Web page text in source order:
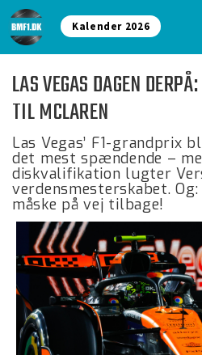
Kalender 2026
LAS VEGAS DAGEN
TIL MCLAREN
Las Vegas’ F1-grandprix
det mest spændende –
diskvalifikation lugter
verdensmesterskabet.
måske på vej tilbage!